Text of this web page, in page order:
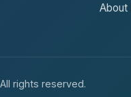
About
rights reserved.